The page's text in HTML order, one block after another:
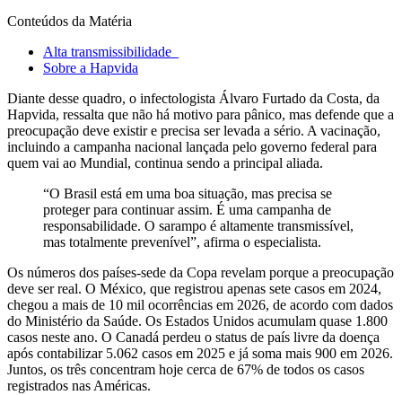
Conteúdos da Matéria
Alta transmissibilidade
Sobre a Hapvida
Diante desse quadro, o infectologista Álvaro Furtado da Costa, da
Hapvida, ressalta que não há motivo para pânico, mas defende que a
preocupação deve existir e precisa ser levada a sério. A vacinação,
incluindo a campanha nacional lançada pelo governo federal para
quem vai ao Mundial, continua sendo a principal aliada.
“O Brasil está em uma boa situação, mas precisa se
proteger para continuar assim. É uma campanha de
responsabilidade. O sarampo é altamente transmissível,
mas totalmente prevenível”, afirma o especialista.
Os números dos países-sede da Copa revelam porque a preocupação
deve ser real. O México, que registrou apenas sete casos em 2024,
chegou a mais de 10 mil ocorrências em 2026, de acordo com dados
do Ministério da Saúde. Os Estados Unidos acumulam quase 1.800
casos neste ano. O Canadá perdeu o status de país livre da doença
após contabilizar 5.062 casos em 2025 e já soma mais 900 em 2026.
Juntos, os três concentram hoje cerca de 67% de todos os casos
registrados nas Américas.